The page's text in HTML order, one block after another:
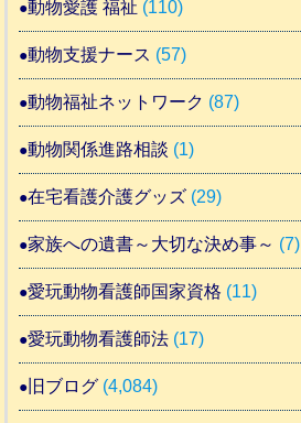
動物愛護 福祉 (110)
動物支援ナース (57)
動物福祉ネットワーク (87)
動物関係進路相談 (1)
在宅看護介護グッズ (29)
家族への遺書～大切な決め事～ (7)
愛玩動物看護師国家資格 (11)
愛玩動物看護師法 (17)
旧ブログ (4,084)